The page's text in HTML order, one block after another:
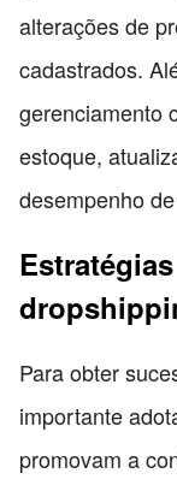
alterações de
cadastrados.
gerenciamento
estoque,
desempenho
Para obter
importante
promovam a